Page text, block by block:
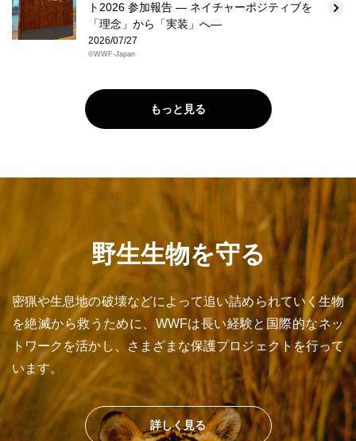
ト2026 参加報告 ― ネイチャーポジティブを
「理念」から「実装」へ―
2026/07/27
©WWF-Japan
もっと見る
野生生物を守る
密猟や生息地の破壊などによって追い詰められていく生物
を絶滅から救うために、WWFは長い経験と国際的なネッ
トワークを活かし、さまざまな保護プロジェクトを行って
います。
詳しく見る